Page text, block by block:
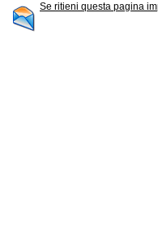
Se ritieni questa pagina